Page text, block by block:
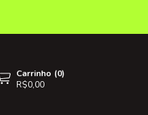
Carrinho (0)
R$0,00